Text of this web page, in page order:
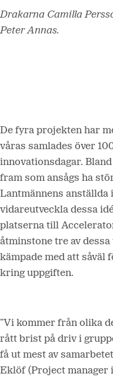
Drakarna Camilla
Peter Annas.
De fyra projekten har
våras samlades över
innovationsdagar.
fram som ansågs ha
Lantmännens anställda
vidareutveckla dessa
platserna till
åtminstone tre av
kämpade med att såväl
kring uppgiften.
”Vi kommer från olika
rått brist på driv i
få ut mest av
Eklöf (Project manager